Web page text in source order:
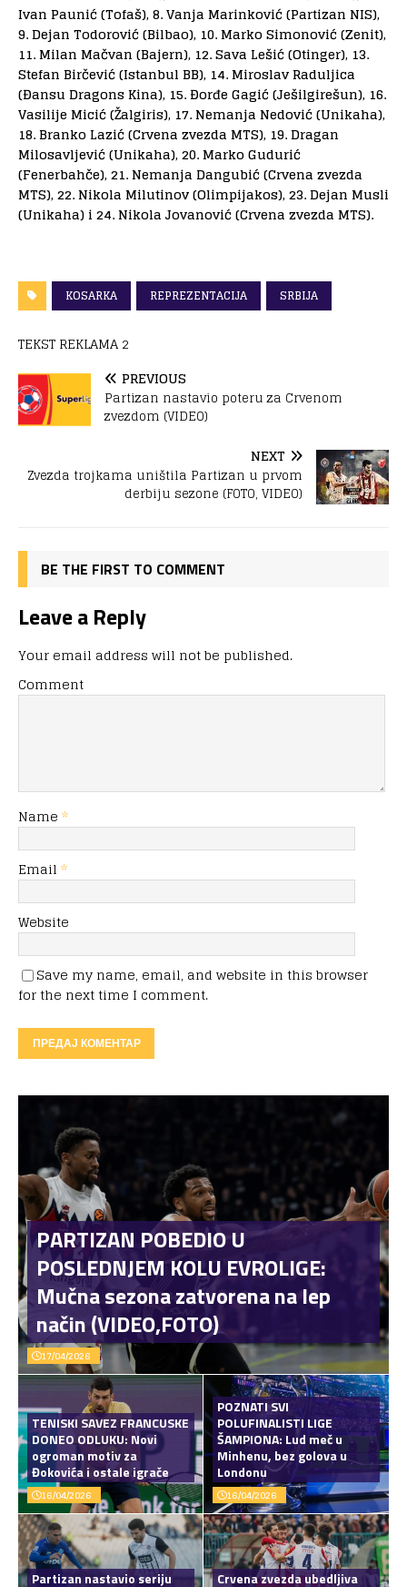
Ivan Paunić (Tofaš), 8. Vanja Marinković (Partizan NIS),
9. Dejan Todorović (Bilbao), 10. Marko Simonović (Zenit),
11. Milan Mačvan (Bajern), 12. Sava Lešić (Otinger), 13.
Stefan Birčević (Istanbul BB), 14. Miroslav Raduljica
(Đansu Dragons Kina), 15. Đorđe Gagić (Ješilgirešun), 16.
Vasilije Micić (Žalgiris), 17. Nemanja Nedović (Unikaha),
18. Branko Lazić (Crvena zvezda MTS), 19. Dragan
Milosavljević (Unikaha), 20. Marko Gudurić
(Fenerbahče), 21. Nemanja Dangubić (Crvena zvezda
MTS), 22. Nikola Milutinov (Olimpijakos), 23. Dejan Musli
(Unikaha) i 24. Nikola Jovanović (Crvena zvezda MTS).
KOSARKA REPREZENTACIJA SRBIJA
TEKST REKLAMA 2
PREVIOUS
Partizan nastavio poteru za Crvenom
zvezdom (VIDEO)
NEXT
Zvezda trojkama uništila Partizan u prvom
derbiju sezone (FOTO, VIDEO)
BE THE FIRST TO COMMENT
Leave a Reply
Your email address will not be published.
Comment
Name *
Email *
Website
Save my name, email, and website in this browser
for the next time I comment.
PARTIZAN POBEDIO U
POSLEDNJEM KOLU EVROLIGE:
Mučna sezona zatvorena na lep
način (VIDEO,FOTO)
17/04/2026
TENISKI SAVEZ FRANCUSKE
DONEO ODLUKU: Novi
ogroman motiv za
Đokovića i ostale igrače
16/04/2026
POZNATI SVI
POLUFINALISTI LIGE
ŠAMPIONA: Lud meč u
Minhenu, bez golova u
Londonu
16/04/2026
Partizan nastavio seriju
Crvena zvezda ubedljiva